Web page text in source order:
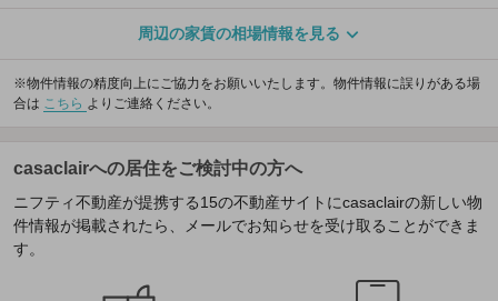
周辺の家賃の相場情報を見る
※物件情報の精度向上にご協力をお願いいたします。物件情報に誤りがある場
合は こちら よりご連絡ください。
casaclairへの居住をご検討中の方へ
ニフティ不動産が提携する15の不動産サイトにcasaclairの新しい物
件情報が掲載されたら、メールでお知らせを受け取ることができま
す。